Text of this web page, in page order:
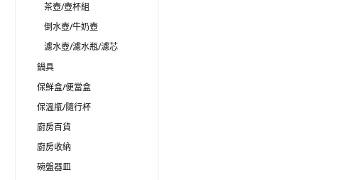
茶壺/壺杯組
倒水壺/牛奶壺
濾水壺/濾水瓶/濾芯
鍋具
保鮮盒/便當盒
保溫瓶/隨行杯
廚房百貨
廚房收納
碗盤器皿